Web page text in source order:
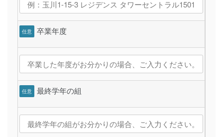
任意 卒業年度
任意 最終学年の組